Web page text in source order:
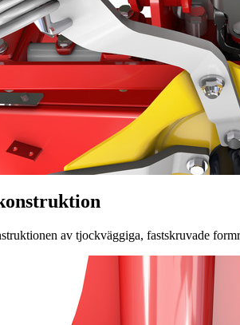
av tjockväggiga, fastskruvade